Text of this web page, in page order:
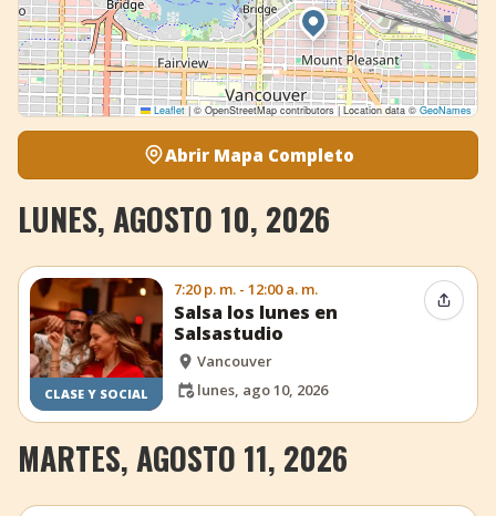
Leaflet | © OpenStreetMap contributors | Location data © GeoNames
Abrir Mapa Completo
LUNES, AGOSTO 10, 2026
CLASE Y SOCIAL
7:20 p. m. - 12:00 a. m.
Salsa los lunes en
Salsastudio
Vancouver
lunes, ago 10, 2026
MARTES, AGOSTO 11, 2026